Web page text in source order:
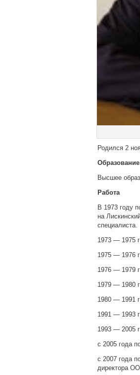
Родился 2
Образование
Высшее
Работа
В 1973 году
на
специалиста.
1973 — 1975
1975 — 1976
1976 — 1979
1979 — 1980
1980 — 1991
1991 — 1993
1993 — 2005
с 2005 года
с 2007 года
директора